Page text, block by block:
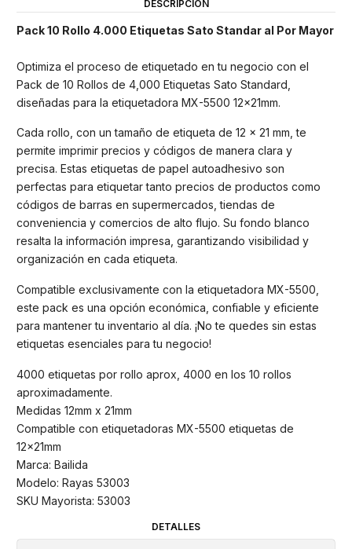
DESCRIPCIÓN
Pack 10 Rollo 4.000 Etiquetas Sato Standar al Por Mayor
Optimiza el proceso de etiquetado en tu negocio con el
Pack de 10 Rollos de 4,000 Etiquetas Sato Standard,
diseñadas para la etiquetadora MX-5500 12x21mm.
Cada rollo, con un tamaño de etiqueta de 12 x 21 mm, te
permite imprimir precios y códigos de manera clara y
precisa. Estas etiquetas de papel autoadhesivo son
perfectas para etiquetar tanto precios de productos como
códigos de barras en supermercados, tiendas de
conveniencia y comercios de alto flujo. Su fondo blanco
resalta la información impresa, garantizando visibilidad y
organización en cada etiqueta.
Compatible exclusivamente con la etiquetadora MX-5500,
este pack es una opción económica, confiable y eficiente
para mantener tu inventario al día. ¡No te quedes sin estas
etiquetas esenciales para tu negocio!
4000 etiquetas por rollo aprox, 4000 en los 10 rollos
aproximadamente.
Medidas 12mm x 21mm
Compatible con etiquetadoras MX-5500 etiquetas de
12x21mm
Marca: Bailida
Modelo: Rayas 53003
SKU Mayorista: 53003
DETALLES